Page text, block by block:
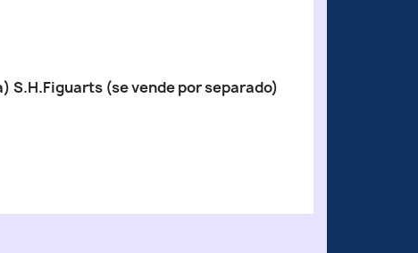
S.H.Figuarts (se vende por separado)